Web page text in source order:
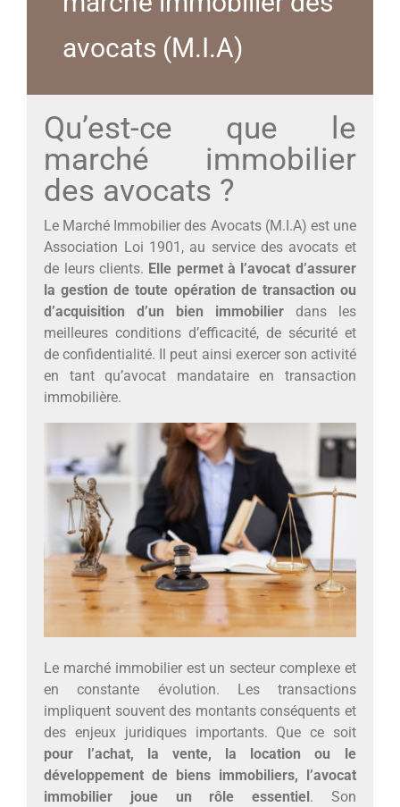
avocats (M.I.A)
Qu’est-ce que le
marché immobilier
des avocats ?
Le Marché Immobilier des Avocats (M.I.A) est une
Association Loi 1901, au service des avocats et
de leurs clients. Elle permet à l’avocat d’assurer
la gestion de toute opération de transaction ou
d’acquisition d’un bien immobilierdans les
meilleures conditions d’efficacité, de sécurité et
de confidentialité. Il peut ainsi exercer son activité
en tant qu’avocat mandataire en transaction
immobilière.
Le marché immobilier est un secteur complexe et
en constante évolution. Les transactions
impliquent souvent des montants conséquents et
des enjeux juridiques importants. Que ce soit
pour l’achat, la vente, la location ou le
développement de biens immobiliers, l’avocat
immobilier joue un rôle essentiel. Son